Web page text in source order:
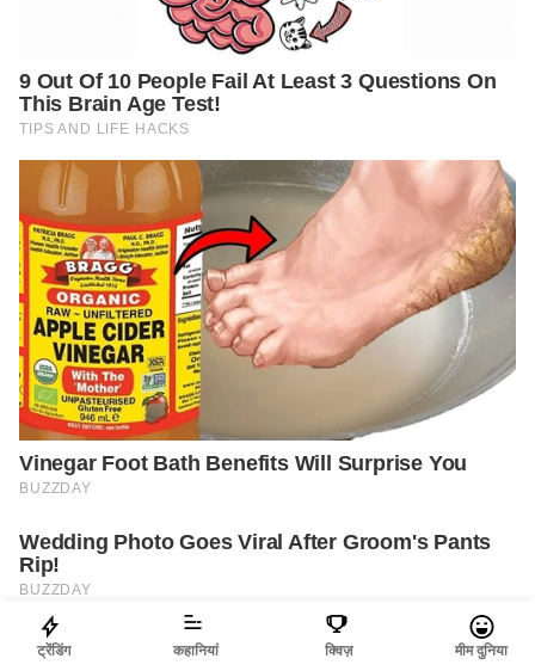
ट्रेंडिंग कहानियां क्विज़ मीम दुनिया